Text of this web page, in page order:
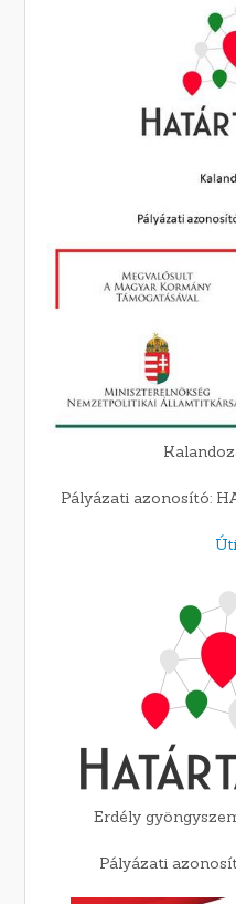
Pályázati azonosító:
Erdély
Pályázati